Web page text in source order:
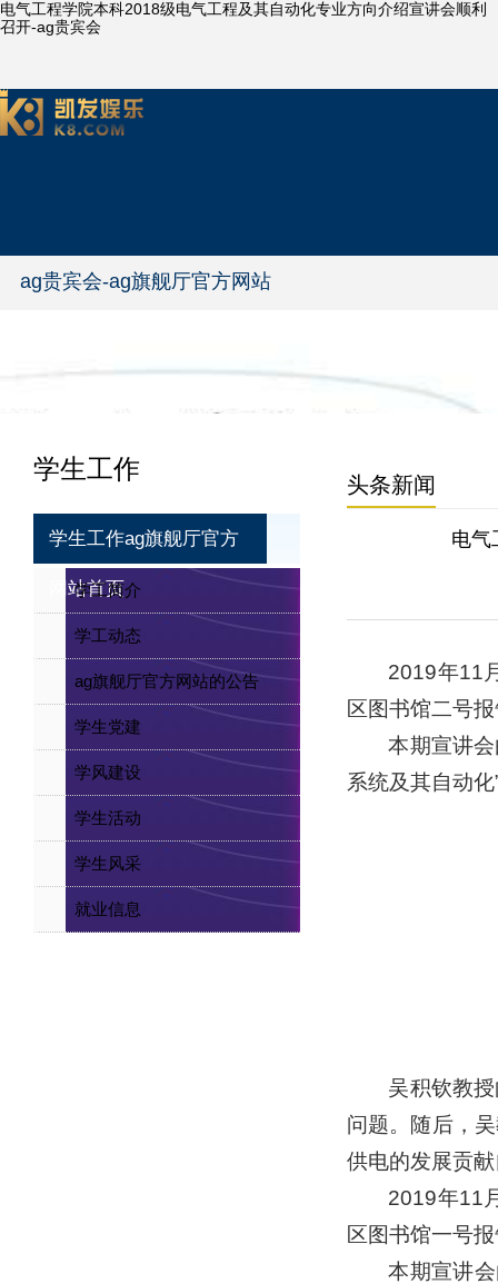
电气工程学院本科2018级电气工程及其自动化专业方向介绍宣讲会顺利
召开-ag贵宾会
ag贵宾会-ag旗舰厅官方网站
学生工作
学生工作ag旗舰厅官方
网站首页
学工简介
学工动态
ag旗舰厅官方网站的公告
学生党建
学风建设
学生活动
学生风采
就业信息
头条新闻
电气
2019年11
区图书馆二号
本期宣讲
系统及其自动
吴积钦教
问题。随后，
供电的发展贡
2019年11
区图书馆一号
本期宣讲